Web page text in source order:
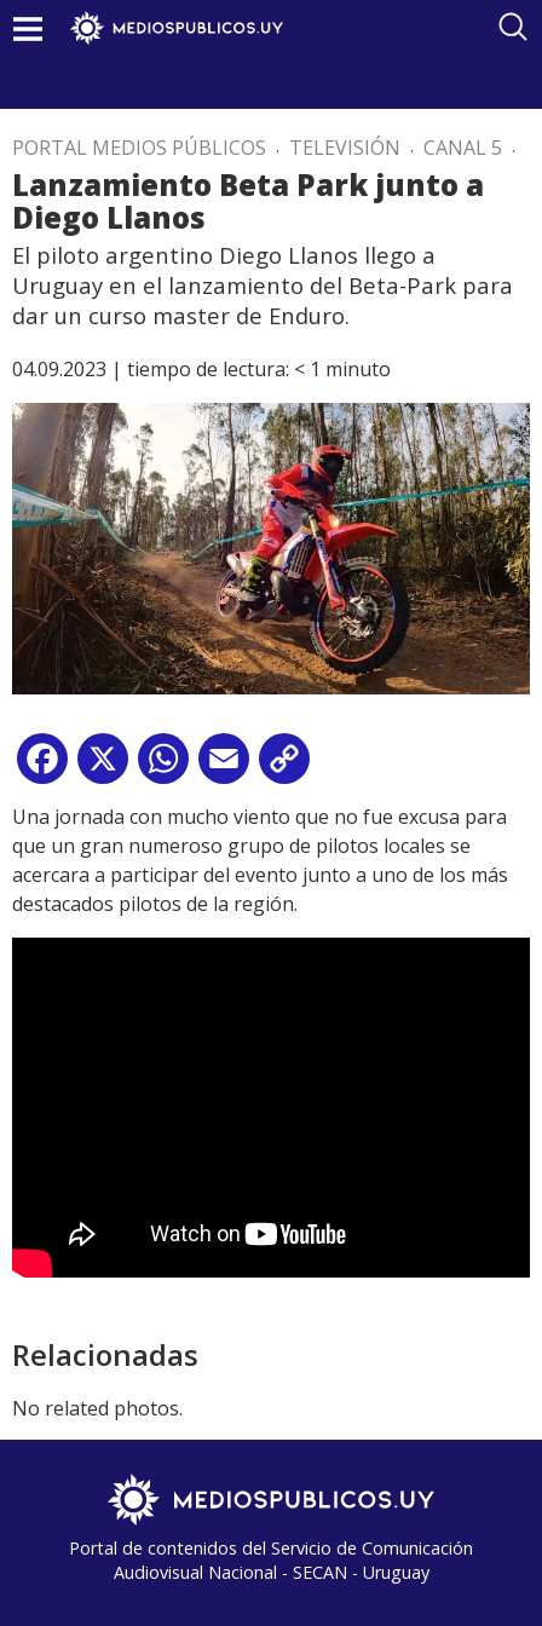
PORTAL MEDIOS PÚBLICOS . TELEVISIÓN . CANAL 5 .
Lanzamiento Beta Park junto a
Diego Llanos
El piloto argentino Diego Llanos llego a
Uruguay en el lanzamiento del Beta-Park para
dar un curso master de Enduro.
04.09.2023 | tiempo de lectura: < 1 minuto
Facebook
X WhatsApp
Email
Link
Una jornada con mucho viento que no fue excusa para
que un gran numeroso grupo de pilotos locales se
acercara a participar del evento junto a uno de los más
destacados pilotos de la región.
Relacionadas
No related photos.
Portal de contenidos del Servicio de Comunicación
Audiovisual Nacional - SECAN - Uruguay